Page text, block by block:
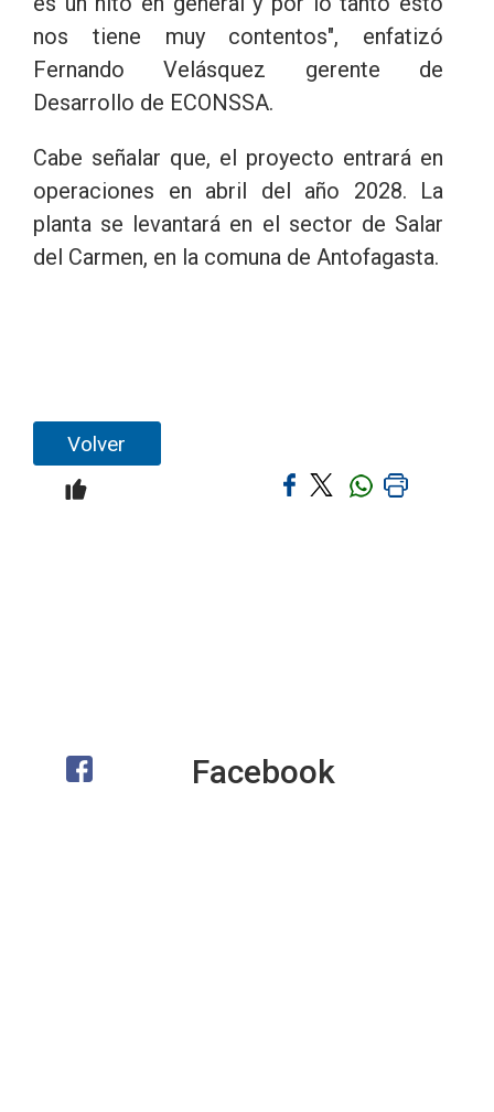
nos tiene muy contentos", enfatizó
Fernando Velásquez gerente de
Desarrollo de ECONSSA.
Cabe señalar que, el proyecto entrará en
operaciones en abril del año 2028. La
planta se levantará en el sector de Salar
del Carmen, en la comuna de Antofagasta.
Volver
Facebook